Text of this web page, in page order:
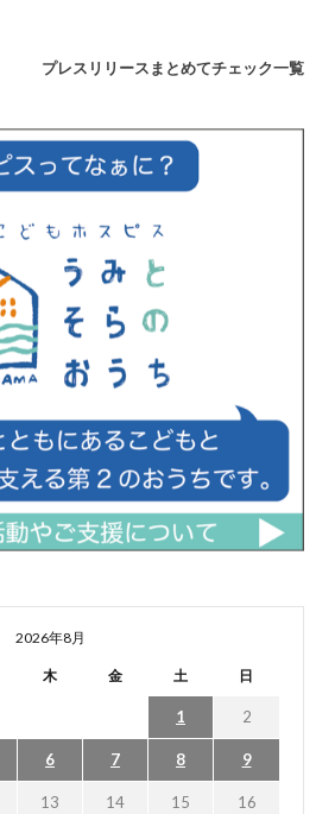
プレスリリースまとめてチェック一覧
2026年8月
木 金 土 日
1 2
6 7 8 9
13 14 15 16